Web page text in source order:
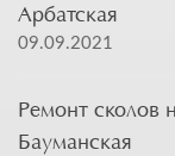
Арбатская
09.09.2021
Ремонт сколов
Бауманская